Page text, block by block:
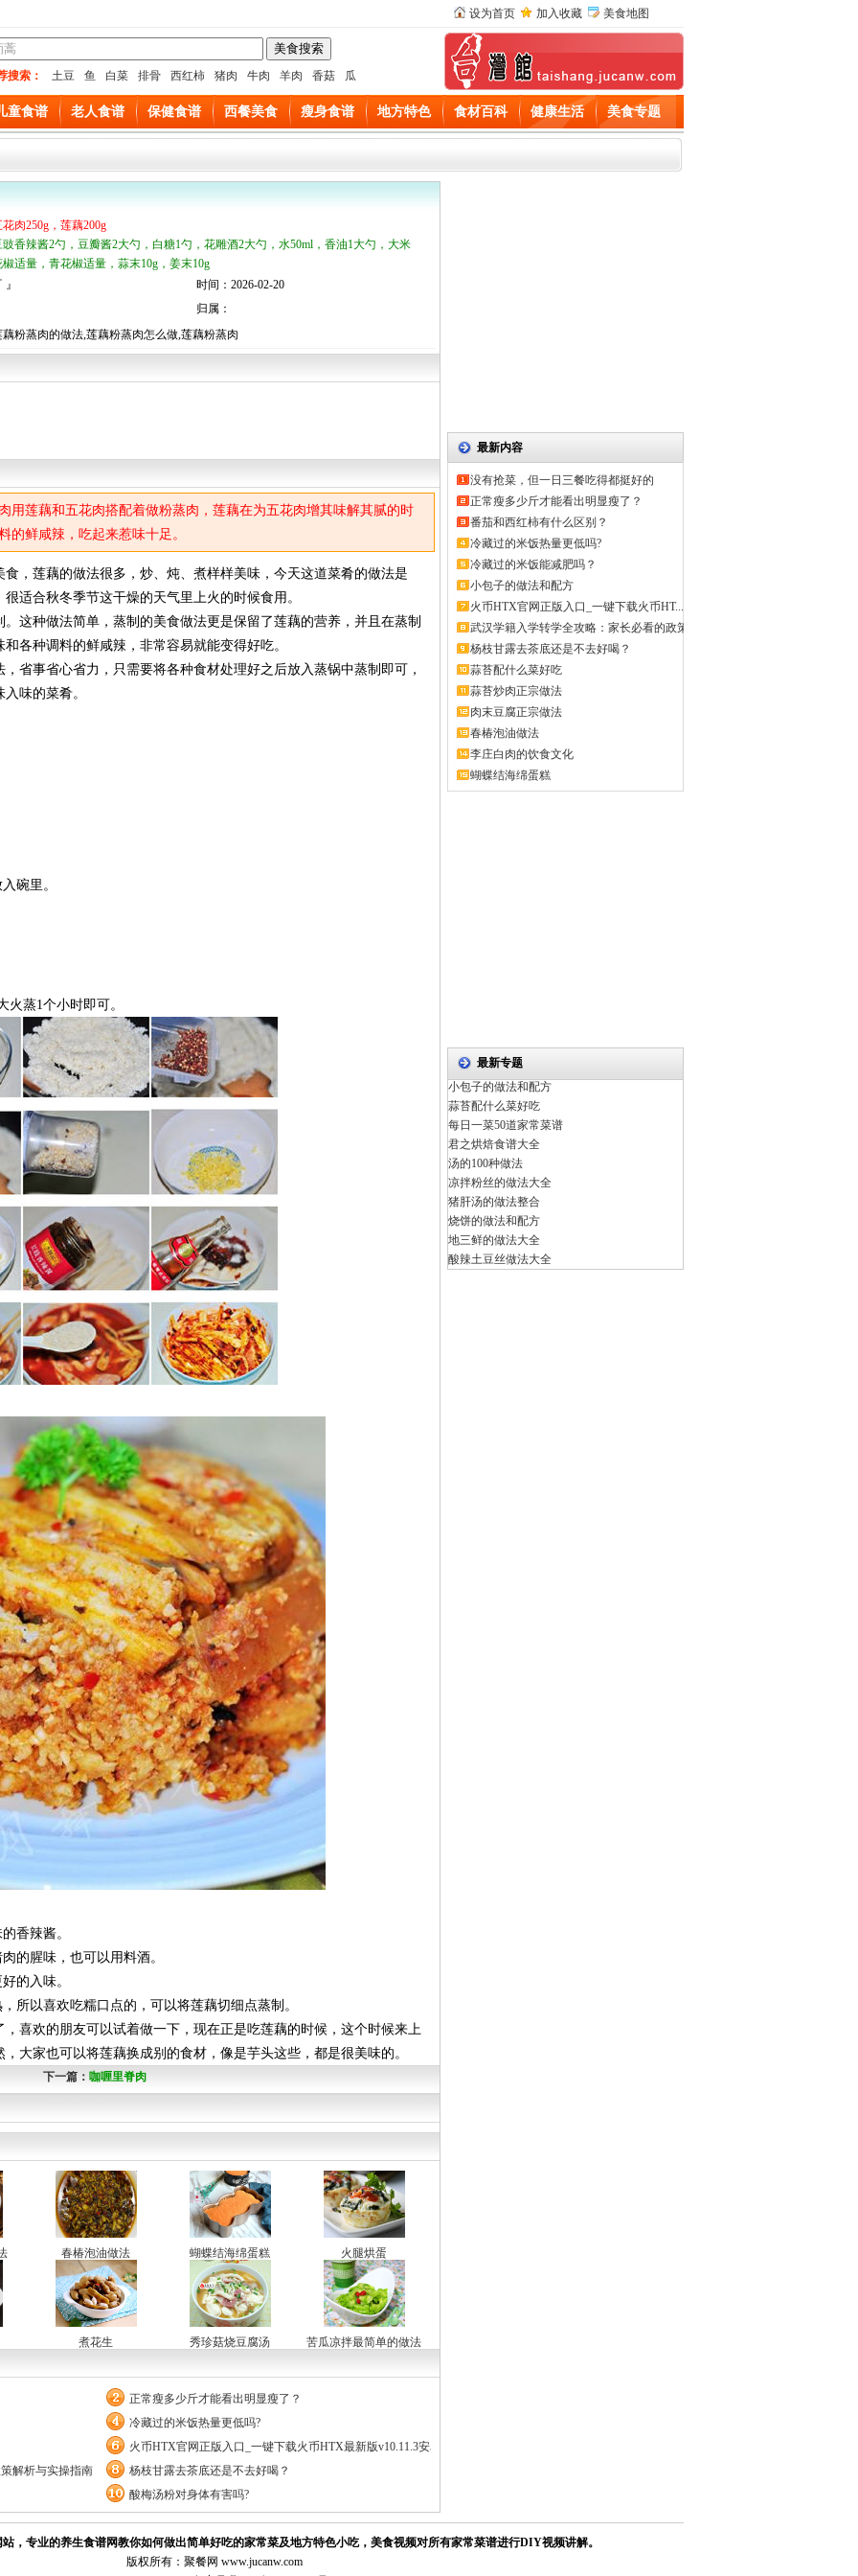
设为首页 加入收藏 美食地图
搜索： 土豆 鱼 白菜 排骨 西红柿 猪肉 牛肉 羊肉 香菇 瓜
童食谱 老人食谱 保健食谱 西餐美食 瘦身食谱 地方特色 食材百科 健康生活 美食专题
花肉250g，莲藕200g
豉香辣酱2勺，豆瓣酱2大勺，白糖1勺，花雕酒2大勺，水50ml，香油1大勺，大米
椒适量，青花椒适量，蒜末10g，姜末10g
时间：2026-02-20
归属：
粉蒸肉的做法,莲藕粉蒸肉怎么做,莲藕粉蒸肉
用莲藕和五花肉搭配着做粉蒸肉，莲藕在为五花肉增其味解其腻的时
的鲜咸辣，吃起来惹味十足。
莲藕的做法很多，炒、炖、煮样样美味，今天这道菜肴的做法是
适合秋冬季节这干燥的天气里上火的时候食用。
种做法简单，蒸制的美食做法更是保留了莲藕的营养，并且在蒸制
各种调料的鲜咸辣，非常容易就能变得好吃。
事省心省力，只需要将各种食材处理好之后放入蒸锅中蒸制即可，
味的菜肴。
碗里。
蒸1个小时即可。
香辣酱。
腥味，也可以用料酒。
的入味。
以喜欢吃糯口点的，可以将莲藕切细点蒸制。
欢的朋友可以试着做一下，现在正是吃莲藕的时候，这个时候来上
大家也可以将莲藕换成别的食材，像是芋头这些，都是很美味的。
下一篇： 咖喱里脊肉
春椿泡油做法 蝴蝶结海绵蛋糕 火腿烘蛋
煮花生 秀珍菇烧豆腐汤 苦瓜凉拌最简单的做法
正常瘦多少斤才能看出明显瘦了？
冷藏过的米饭热量更低吗?
火币HTX官网正版入口_一键下载火币HTX最新版v10.11.3安卓iOS通用版
解析与实操指南
杨枝甘露去茶底还是不去好喝？
酸梅汤粉对身体有害吗?
最新内容
没有抢菜，但一日三餐吃得都挺好的
正常瘦多少斤才能看出明显瘦了？
番茄和西红柿有什么区别？
冷藏过的米饭热量更低吗?
冷藏过的米饭能减肥吗？
小包子的做法和配方
火币HTX官网正版入口_一键下载火币HT...
武汉学籍入学转学全攻略：家长必看的政策
解...
杨枝甘露去茶底还是不去好喝？
蒜苔配什么菜好吃
蒜苔炒肉正宗做法
肉末豆腐正宗做法
春椿泡油做法
李庄白肉的饮食文化
蝴蝶结海绵蛋糕
最新专题
小包子的做法和配方
蒜苔配什么菜好吃
每日一菜50道家常菜谱
君之烘焙食谱大全
汤的100种做法
凉拌粉丝的做法大全
猪肝汤的做法整合
烧饼的做法和配方
地三鲜的做法大全
酸辣土豆丝做法大全
，专业的养生食谱网教你如何做出简单好吃的家常菜及地方特色小吃，美食视频对所有家常菜谱进行DIY视频讲解。
版权所有：聚餐网 www.jucanw.com